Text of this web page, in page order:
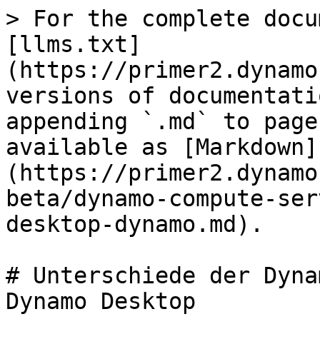
> For the complete
[llms.txt]
(https://
versions of
appending `.md` to
available as [Markdown]
(https://
beta/dynamo-compute-
desktop-dynamo.md).
# Unterschiede der
Dynamo Desktop